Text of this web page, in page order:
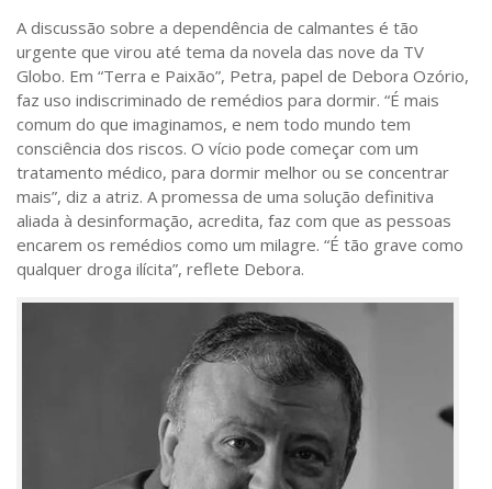
A discussão sobre a dependência de calmantes é tão
urgente que virou até tema da novela das nove da TV
Globo. Em “Terra e Paixão”, Petra, papel de Debora Ozório,
faz uso indiscriminado de remédios para dormir. “É mais
comum do que imaginamos, e nem todo mundo tem
consciência dos riscos. O vício pode começar com um
tratamento médico, para dormir melhor ou se concentrar
mais”, diz a atriz. A promessa de uma solução definitiva
aliada à desinformação, acredita, faz com que as pessoas
encarem os remédios como um milagre. “É tão grave como
qualquer droga ilícita”, reflete Debora.